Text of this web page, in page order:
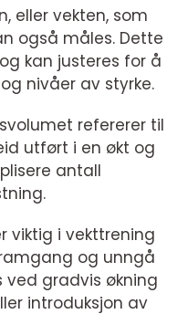
eller vekten, som
også måles. Dette
kan justeres for å
nivåer av styrke.
refererer til
utført i en økt og
antall
viktig i vekttrening
og unngå
ved gradvis økning
introduksjon av